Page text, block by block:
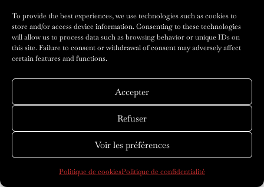
To provide the best experiences, we use technologies such as cookies to
store and/or access device information. Consenting to these technologies
will allow us to process data such as browsing behavior or unique IDs on
this site. Failure to consent or withdrawal of consent may adversely affect
certain features and functions.
Accepter
Refuser
Voir les préférences
Politique de cookiesPolitique de confidentialité
4 minute read